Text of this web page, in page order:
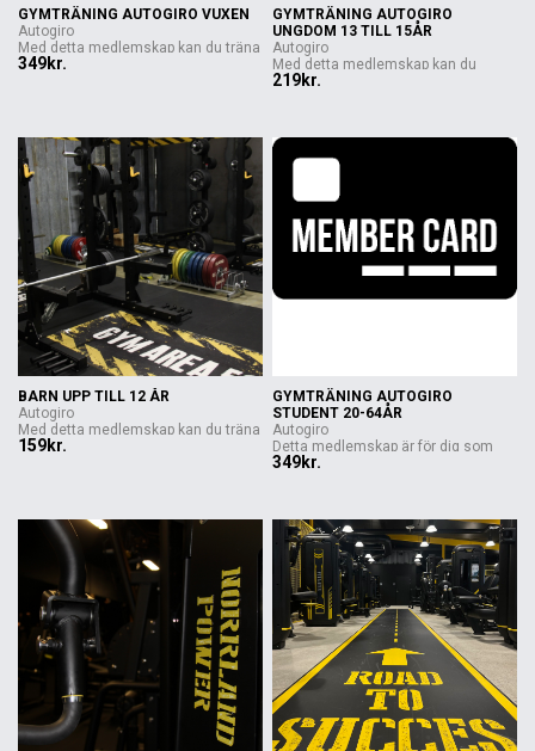
GYMTRÄNING AUTOGIRO VUXEN
Autogiro
Med detta medlemskap kan du träna
på ...
349kr.
GYMTRÄNING AUTOGIRO
UNGDOM 13 TILL 15ÅR
Autogiro
Med detta medlemskap kan du
gymma på ...
219kr.
BARN UPP TILL 12 ÅR
Autogiro
Med detta medlemskap kan du träna
på ...
159kr.
GYMTRÄNING AUTOGIRO
STUDENT 20-64ÅR
Autogiro
Detta medlemskap är för dig som
stude...
349kr.